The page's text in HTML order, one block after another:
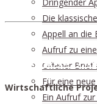
Die
Appell an die
Aufruf zu
Offener Brief
Für eine
Ein Aufruf
Wirtschaftliche